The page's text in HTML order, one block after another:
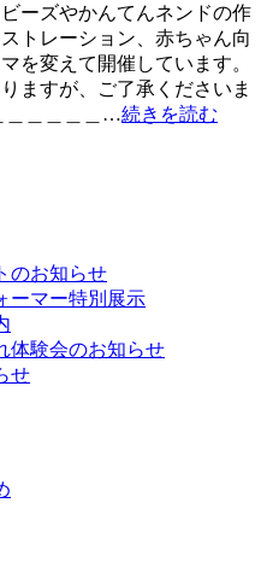
ーズやかんてんネンドの作
トレーション、赤ちゃん向
を変えて開催しています。
ますが、ご了承くださいま
＿＿＿＿＿…続きを読む
のお知らせ
ーマー特別展示
体験会のお知らせ
せ